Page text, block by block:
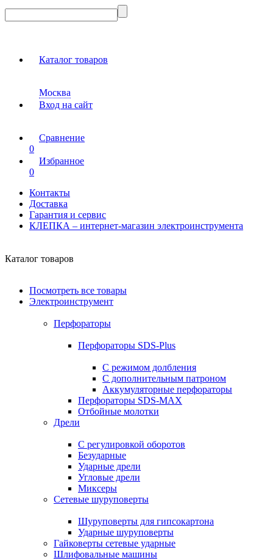
Каталог товаров
Москва
Вход на сайт
Сравнение
0
Избранное
0
Контакты
Доставка
Гарантия и сервис
КЛЕПКА – интернет-магазин электроинструмента
Каталог товаров
Посмотреть все товары
Электроинструмент
Перфораторы
Перфораторы SDS-Plus
С режимом долбления
С дополнительным патроном
Аккумуляторные перфораторы
Перфораторы SDS-MAX
Отбойные молотки
Дрели
С регулировкой оборотов
Безударные
Ударные дрели
Угловые дрели
Миксеры
Сетевые шуруповерты
Шуруповерты для гипсокартона
Ударные шуруповерты
Гайковерты сетевые ударные
Шлифовальные машины